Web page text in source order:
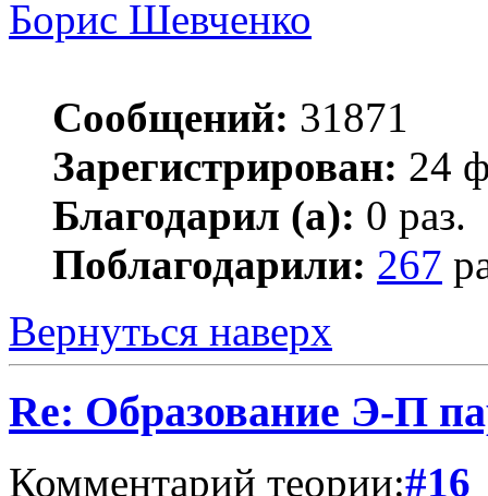
Борис Шевченко
Сообщений: 31871
Зарегистрирован: 24
Благодарил (а): 0 раз.
Поблагодарили: 267
Вернуться наверх
Re: Образование Э-П
Комментарий теории:#16